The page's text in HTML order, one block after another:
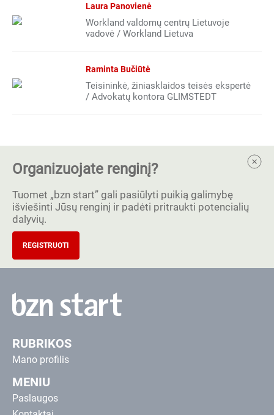
Laura Panovienė
Workland valdomų centrų Lietuvoje
vadovė / Workland Lietuva
Raminta Bučiūtė
Teisininkė, žiniasklaidos teisės ekspertė
/ Advokatų kontora GLIMSTEDT
Organizuojate renginį?
Tuomet „bzn start” gali pasiūlyti puikią galimybę
išviešinti Jūsų renginį ir padėti pritraukti potencialių
dalyvių.
REGISTRUOTI
RUBRIKOS
Mano profilis
MENIU
Paslaugos